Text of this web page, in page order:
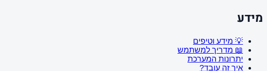
מידע
💡 מידע וטיפים
📖 מדריך למשתמש
יתרונות המערכת
איך זה עובד?